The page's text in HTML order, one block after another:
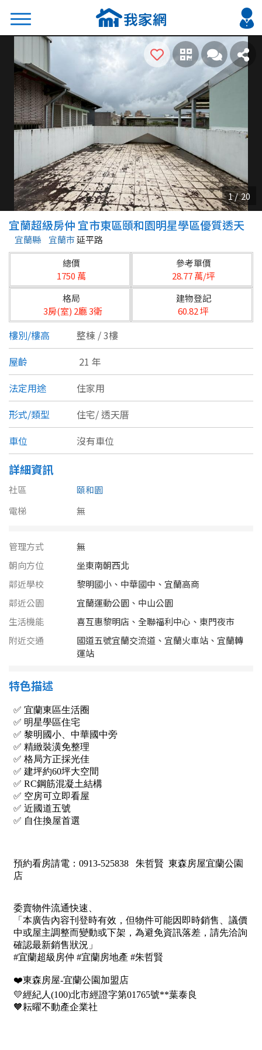
搜尋
熱門關鍵字
2026 台北降價好屋限量釋出
2026 新北降價好屋限量釋出
2026 台中降價好屋限量釋出
2026 台南降價好屋限量釋出
2026 高雄降價好屋限量釋出
縣市
不限
台北市
基隆市
新北市
宜蘭縣
桃園市
新竹市
新竹縣
苗栗縣
雲林縣
嘉義市
嘉義縣
高雄市
屏東縣
台東縣
花蓮縣
金門連江
區域
類型(可複選)
不拘 公寓
別墅 透天厝
辦公
廠辦
坪數
不拘
20~30 坪
40~50 坪 50~60 坪
樓層
不拘
1樓
3樓
格局
不拘
2房
宜蘭超級房仲 宜市東區頤和園明星學區優質透天
宜蘭縣 宜蘭市延平路
總價
1750 萬
參考單價
28.77 萬/坪
格局
3房(室) 2廳 3衛
建物登記
60.82 坪
樓別/樓高
整棟 / 3樓
屋齡
21 年
法定用途
住家用
形式/類型
住宅/透天厝
車位
沒有車位
詳細資訊
社區
頤和園
電梯
無
管理方式
無
朝向方位
坐東南朝西北
鄰近學校
黎明國小、中華國中、宜蘭高商
鄰近公園
宜蘭運動公園、中山公園
生活機能
喜互惠黎明店、全聯福利中心、東門夜市
附近交通
國道五號宜蘭交流道、宜蘭火車站、宜蘭轉
運站
特色描述